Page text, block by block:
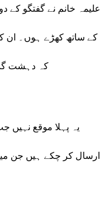
علیمہ خانم نے گفتگو
کے ساتھ کھڑے ہوں۔ ان
کہ دہشت
یہ پہلا موقع
ارسال کر چکے ہیں جن